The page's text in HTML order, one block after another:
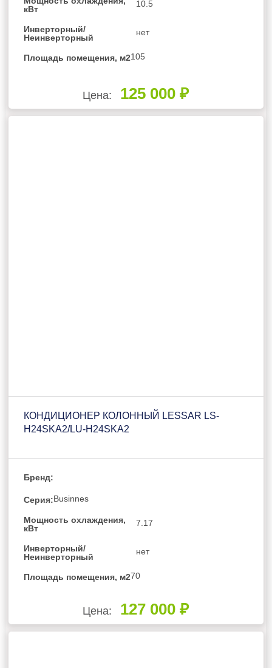
кВт
10.5
Инверторный/
Неинверторный
нет
Площадь помещения, м2105
Цена: 125 000 ₽
КОНДИЦИОНЕР КОЛОННЫЙ LESSAR LS-
H24SKA2/LU-H24SKA2
Бренд:
Серия:Businnes
Мощность охлаждения,
кВт
7.17
Инверторный/
Неинверторный
нет
Площадь помещения, м270
Цена: 127 000 ₽